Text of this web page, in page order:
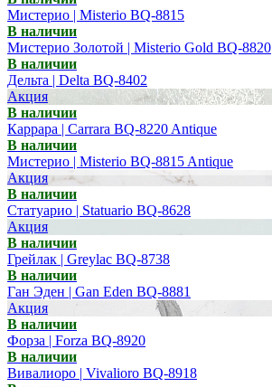
Мистерио | Misterio BQ-8815
В наличии
Мистерио Золотой | Misterio Gold BQ-8820
В наличии
Дельта | Delta BQ-8402
Акция
В наличии
Каррара | Carrara BQ-8220 Antique
В наличии
Мистерио | Misterio BQ-8815 Antique
Акция
В наличии
Статуарио | Statuario BQ-8628
Акция
В наличии
Грейлак | Greylac BQ-8738
В наличии
Ган Эден | Gan Eden BQ-8881
Акция
В наличии
Форза | Forza BQ-8920
В наличии
Вивалиоро | Vivalioro BQ-8918